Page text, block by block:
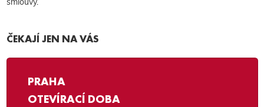
ČEKAJÍ JEN NA VÁS
PRAHA
OTEVÍRACÍ DOBA